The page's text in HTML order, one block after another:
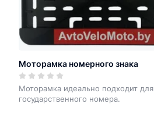
Моторамка номерного знака
Моторамка идеально подходит для
государственного номера.